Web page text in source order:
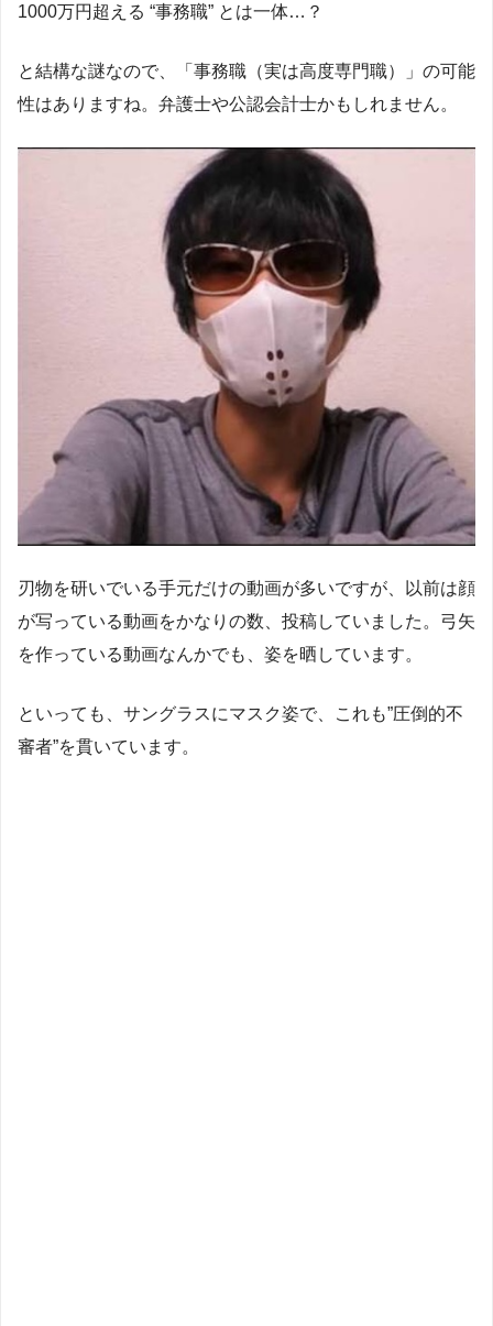
1000万円超える “事務職” とは一体…？
と結構な謎なので、「事務職（実は高度専門職）」の可能
性はありますね。弁護士や公認会計士かもしれません。
刃物を研いでいる手元だけの動画が多いですが、以前は顔
が写っている動画をかなりの数、投稿していました。弓矢
を作っている動画なんかでも、姿を晒しています。
といっても、サングラスにマスク姿で、これも”圧倒的不
審者”を貫いています。